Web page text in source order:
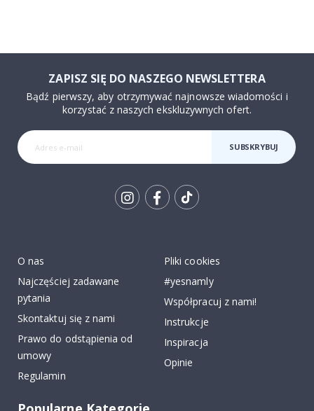
ZAPISZ SIĘ DO NASZEGO NEWSLETTERA
Bądź pierwszy, aby otrzymywać najnowsze wiadomości i
korzystać z naszych ekskluzywnych ofert.
SUBSKRYBUJ
O nas
Najczęściej zadawane
pytania
Skontaktuj się z nami
Prawo do odstąpienia od
umowy
Regulamin
Pliki cookies
#yesnamly
Współpracuj z nami!
Instrukcje
Inspiracja
Opinie